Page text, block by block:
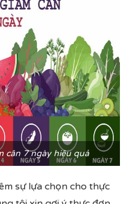
cân 7 ngày hiệu quả
sự lựa chọn cho thực